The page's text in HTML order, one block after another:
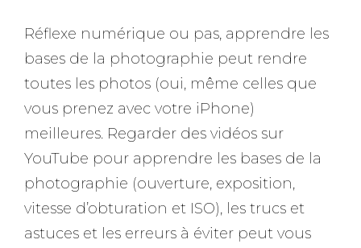
Réflexe numérique ou pas, apprendre les
bases de la photographie peut rendre
toutes les photos (oui, même celles que
vous prenez avec votre iPhone)
meilleures. Regarder des vidéos sur
YouTube pour apprendre les bases de la
photographie (ouverture, exposition,
vitesse d’obturation et ISO), les trucs et
astuces et les erreurs à éviter peut vous